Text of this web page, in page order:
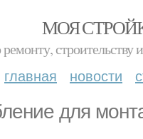
МОЯ
строительству
главная новости
для